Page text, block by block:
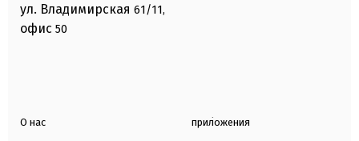
ул. Владимирская 61/11,
офис 50
О нас приложения